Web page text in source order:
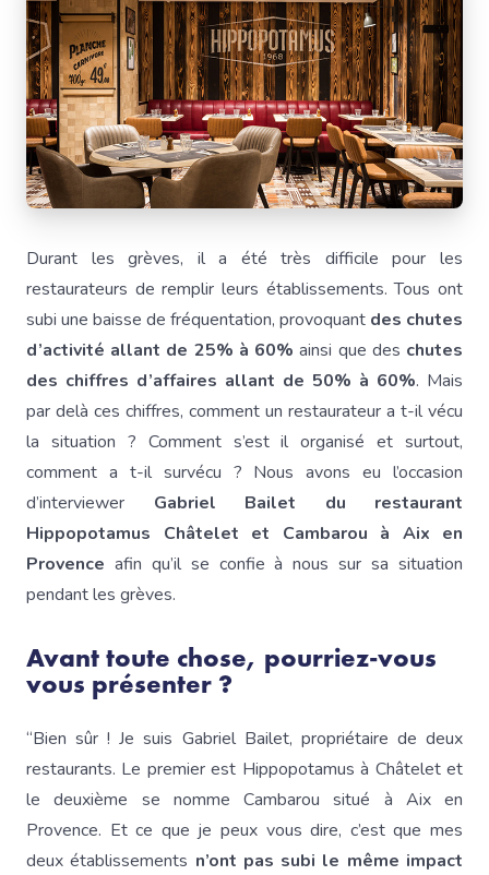
Durant les grèves, il a été très difficile pour les
restaurateurs de remplir leurs établissements. Tous ont
subi une baisse de fréquentation, provoquant des chutes
d’activité allant de 25% à 60% ainsi que des chutes
des chiffres d’affaires allant de 50% à 60%. Mais
par delà ces chiffres, comment un restaurateur a t-il vécu
la situation ? Comment s’est il organisé et surtout,
comment a t-il survécu ? Nous avons eu l’occasion
d’interviewer Gabriel Bailet du restaurant
Hippopotamus Châtelet et Cambarou à Aix en
Provence afin qu’il se confie à nous sur sa situation
pendant les grèves.
Avant toute chose, pourriez-vous
vous présenter ?
“Bien sûr ! Je suis Gabriel Bailet, propriétaire de deux
restaurants. Le premier est Hippopotamus à Châtelet et
le deuxième se nomme Cambarou situé à Aix en
Provence. Et ce que je peux vous dire, c’est que mes
deux établissements n’ont pas subi le même impact